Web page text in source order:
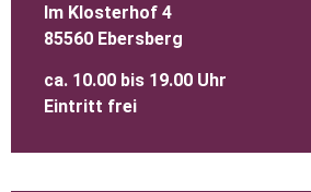
Im Klosterhof 4
85560 Ebersberg
ca. 10.00 bis 19.00 Uhr
Eintritt frei